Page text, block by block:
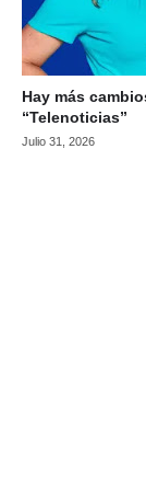
Hay más
“Telenoticias”
Julio 31, 2026